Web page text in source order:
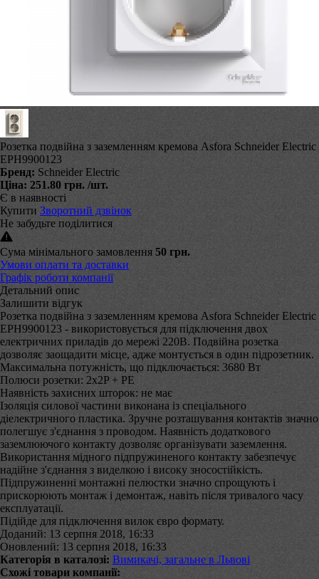
Розетка подвійна з заземленням кремова Asfora Schneider Electric
EPH9900123
Бренд: Schneider Electric
Ціна: 251.80 грн. /шт.
Є в наявності
Купити Зворотний дзвінок
Не забудьте поділитися
Сума мінімального замовлення 50 грн.
Умови оплати та доставки
Графік роботи компанії
Детальний опис
Залишити відгук
Розетка подвійна з заземленням кремова Asfora Schneider Electric
EPH9900123 - використовується для підключення двох
електричних приладів до мережі 220В. Подвійна розетка
дозволяє заощадити місце, адже монтується в один підрозетник.
Максимальна потужність, що підключається: 3680 Вт
Полюси розетки: 2х2P + PE
Наявність захисних шторок: не має
Ізоляція силової частини виконана із спеціального
діелектричного пластика. Зручне розташування контактів значно
полегшує з'єднання з проводом. Наявність додаткового
заземлюючого контакту дозволяє організувати заземлення.
Використання мідного підпружиненого контакту забезпечує
надійне з'єднання з виделкою і високу зносостійкість.
Підпружиненні монтажні пелюстки значно спрощують і
прискорюють монтаж і демонтаж, навіть після тривалого часу
експлуатації.
Підійде для підключення вилок євро формату.
Доданий: 13 серпня 2018, 16:33
Оновлений: 13 серпня 2018, 16:33
Категорія в каталозі: Вимикачі, загальне в Львові
Схожі товари компанії: